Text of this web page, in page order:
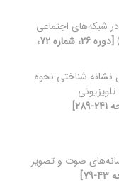
شبکه‌های اجتماعی
[دوره 26، شماره 72،
شناختی نحوه
صوت و تصویر